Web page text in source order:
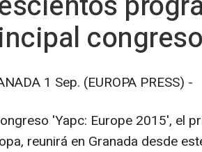
1 Sep. (EUROPA PRESS) -
'Yapc: Europe 2015', el
reunirá en Granada desde